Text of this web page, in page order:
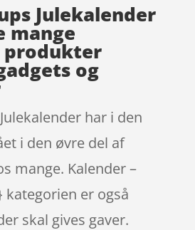
Julekalender
mange
og
har i den
i den øvre del af
mange. Kalender –
kategorien er også
skal gives gaver.